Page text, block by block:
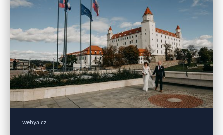
webya.cz